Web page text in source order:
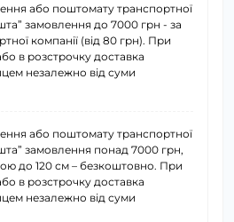
або поштомату транспортної
замовлення до 7000 грн - за
компанії (від 80 грн). При
в розстрочку доставка
незалежно від суми
або поштомату транспортної
замовлення понад 7000 грн,
до 120 см – безкоштовно. При
в розстрочку доставка
незалежно від суми